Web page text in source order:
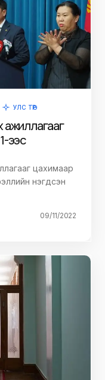
УЛС ТӨР
ажиллагааг
ээс
цахимаар
нэгдсэн
09/11/2022